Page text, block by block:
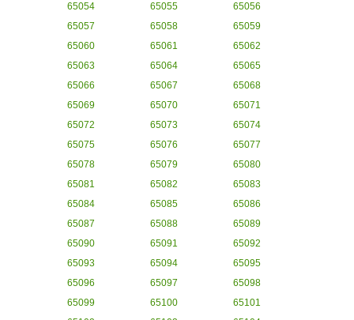
65054
65055
65056
65057
65058
65059
65060
65061
65062
65063
65064
65065
65066
65067
65068
65069
65070
65071
65072
65073
65074
65075
65076
65077
65078
65079
65080
65081
65082
65083
65084
65085
65086
65087
65088
65089
65090
65091
65092
65093
65094
65095
65096
65097
65098
65099
65100
65101